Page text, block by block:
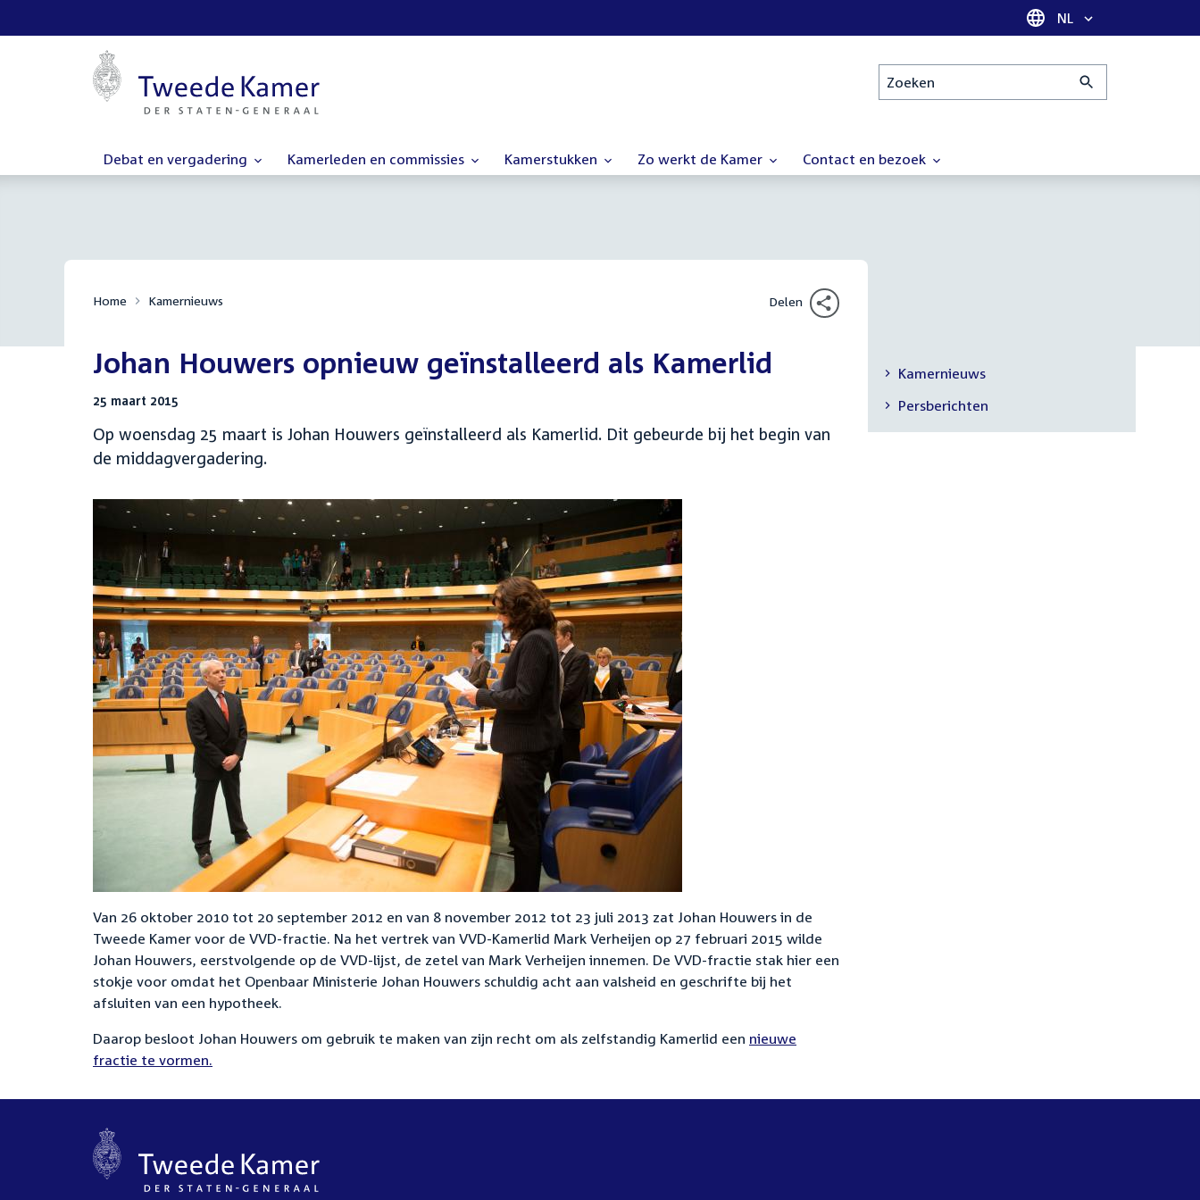
Taal selectie
NL
Zoeken
Debat en vergadering Kamerleden en commissies Kamerstukken Zo werkt de Kamer Contact en bezoek
Home Kamernieuws Delen
Johan Houwers opnieuw geïnstalleerd als Kamerlid
25 maart 2015
Op woensdag 25 maart is Johan Houwers geïnstalleerd als Kamerlid. Dit gebeurde bij het begin van
de middagvergadering.
Van 26 oktober 2010 tot 20 september 2012 en van 8 november 2012 tot 23 juli 2013 zat Johan Houwers in de
Tweede Kamer voor de VVD-fractie. Na het vertrek van VVD-Kamerlid Mark Verheijen op 27 februari 2015 wilde
Johan Houwers, eerstvolgende op de VVD-lijst, de zetel van Mark Verheijen innemen. De VVD-fractie stak hier een
stokje voor omdat het Openbaar Ministerie Johan Houwers schuldig acht aan valsheid en geschrifte bij het
afsluiten van een hypotheek.
Daarop besloot Johan Houwers om gebruik te maken van zijn recht om als zelfstandig Kamerlid een nieuwe
fractie te vormen.
Secundaire
navigatie
Kamernieuws
Persberichten